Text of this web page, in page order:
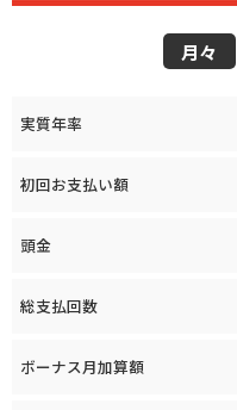
月々
実質年率
初回お支払い額
頭金
総支払回数
ボーナス月加算額